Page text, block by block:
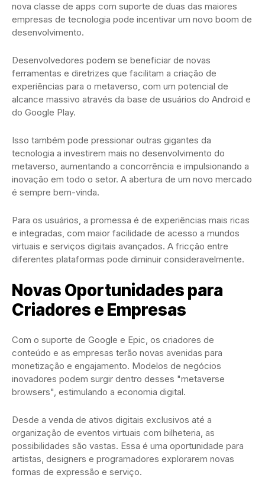
nova classe de apps com suporte de duas das maiores
empresas de tecnologia pode incentivar um novo boom de
desenvolvimento.
Desenvolvedores podem se beneficiar de novas
ferramentas e diretrizes que facilitam a criação de
experiências para o metaverso, com um potencial de
alcance massivo através da base de usuários do Android e
do Google Play.
Isso também pode pressionar outras gigantes da
tecnologia a investirem mais no desenvolvimento do
metaverso, aumentando a concorrência e impulsionando a
inovação em todo o setor. A abertura de um novo mercado
é sempre bem-vinda.
Para os usuários, a promessa é de experiências mais ricas
e integradas, com maior facilidade de acesso a mundos
virtuais e serviços digitais avançados. A fricção entre
diferentes plataformas pode diminuir consideravelmente.
Novas Oportunidades para
Criadores e Empresas
Com o suporte de Google e Epic, os criadores de
conteúdo e as empresas terão novas avenidas para
monetização e engajamento. Modelos de negócios
inovadores podem surgir dentro desses "metaverse
browsers", estimulando a economia digital.
Desde a venda de ativos digitais exclusivos até a
organização de eventos virtuais com bilheteria, as
possibilidades são vastas. Essa é uma oportunidade para
artistas, designers e programadores explorarem novas
formas de expressão e serviço.